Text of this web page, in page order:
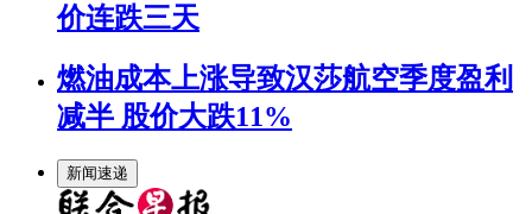
价连跌三天
燃油成本上涨导致汉莎航空季度盈利
减半 股价大跌11%
新闻速递